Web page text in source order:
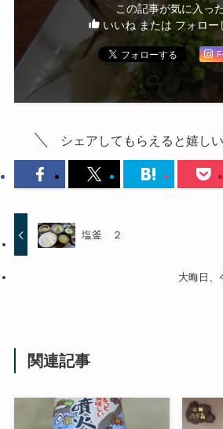
この記事が気に入っ
いいね または フォロー
シェアしてもらえると嬉し
塩釜 ２
大晦日、
関連記事